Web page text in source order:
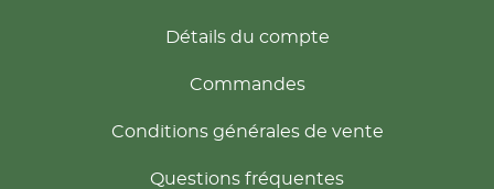
Détails du compte
Commandes
Conditions générales de vente
Questions fréquentes